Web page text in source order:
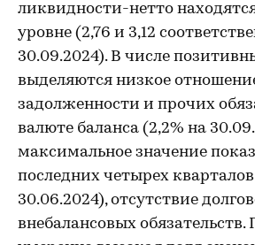
ликвидности-нетто
уровне (2,76 и 3,12
30.09.2024). В числе
выделяются низкое
задолженности и прочих
валюте баланса (2,2% на
максимальное значение
последних четырех
30.06.2024), отсутствие
внебалансовых обязательств.